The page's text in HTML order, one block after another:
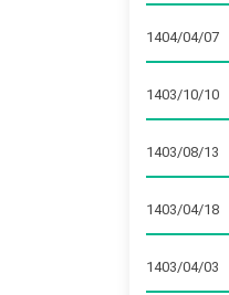
1404/04/07
1403/10/10
1403/08/13
1403/04/18
1403/04/03